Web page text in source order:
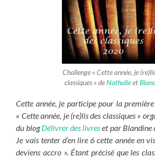
Challenge « Cette année, je
classiques » deNathalieet
Cette année, je participe pour la
« Cette année, je (re)lis des classiques »
du blogDélivrer des livreset par Blandine
Je vais tenter d’en lire 6 cette année en
deviens accro ». Étant précisé que les